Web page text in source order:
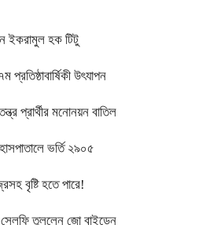
ইকরামুল হক টিটু
উৎযাপন
প্রার্থীর মনোনয়ন বাতিল
ভর্তি ২৯০৫
বৃষ্টি হতে পারে!
সেলফি তুললেন জো বাইডেন